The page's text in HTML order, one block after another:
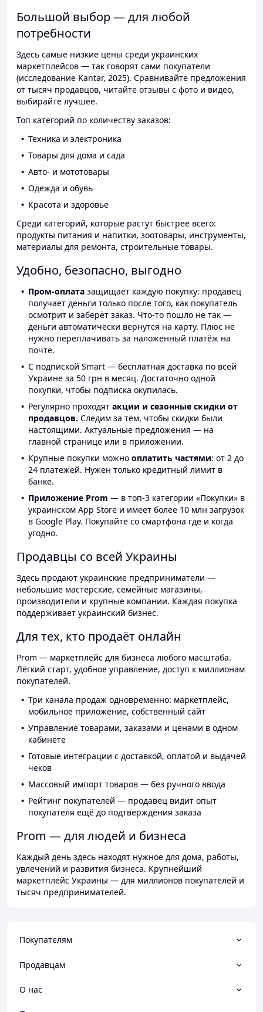
Большой выбор — для любой
потребности
Здесь самые низкие цены среди украинских
маркетплейсов — так говорят сами покупатели
(исследование Kantar, 2025). Сравнивайте предложения
от тысяч продавцов, читайте отзывы с фото и видео,
выбирайте лучшее.
Топ категорий по количеству заказов:
Техника и электроника
Товары для дома и сада
Авто- и мототовары
Одежда и обувь
Красота и здоровье
Среди категорий, которые растут быстрее всего:
продукты питания и напитки, зоотовары, инструменты,
материалы для ремонта, строительные товары.
Удобно, безопасно, выгодно
Пром-оплата защищает каждую покупку: продавец
получает деньги только после того, как покупатель
осмотрит и заберёт заказ. Что-то пошло не так —
деньги автоматически вернутся на карту. Плюс не
нужно переплачивать за наложенный платёж на
почте.
С подпиской Smart — бесплатная доставка по всей
Украине за 50 грн в месяц. Достаточно одной
покупки, чтобы подписка окупилась.
Регулярно проходят акции и сезонные скидки от
продавцов. Следим за тем, чтобы скидки были
настоящими. Актуальные предложения — на
главной странице или в приложении.
Крупные покупки можно оплатить частями: от 2 до
24 платежей. Нужен только кредитный лимит в
банке.
Приложение Prom — в топ-3 категории «Покупки» в
украинском App Store и имеет более 10 млн загрузок
в Google Play. Покупайте со смартфона где и когда
угодно.
Продавцы со всей Украины
Здесь продают украинские предприниматели —
небольшие мастерские, семейные магазины,
производители и крупные компании. Каждая покупка
поддерживает украинский бизнес.
Для тех, кто продаёт онлайн
Prom — маркетплейс для бизнеса любого масштаба.
Лёгкий старт, удобное управление, доступ к миллионам
покупателей.
Три канала продаж одновременно: маркетплейс,
мобильное приложение, собственный сайт
Управление товарами, заказами и ценами в одном
кабинете
Готовые интеграции с доставкой, оплатой и выдачей
чеков
Массовый импорт товаров — без ручного ввода
Рейтинг покупателей — продавец видит опыт
покупателя ещё до подтверждения заказа
Prom — для людей и бизнеса
Каждый день здесь находят нужное для дома, работы,
увлечений и развития бизнеса. Крупнейший
маркетплейс Украины — для миллионов покупателей и
тысяч предпринимателей.
Покупателям
Продавцам
О нас